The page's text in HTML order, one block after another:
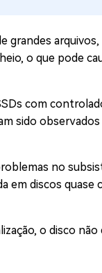
grandes
o que pode
com
sido observados
no
em discos quase
o disco não